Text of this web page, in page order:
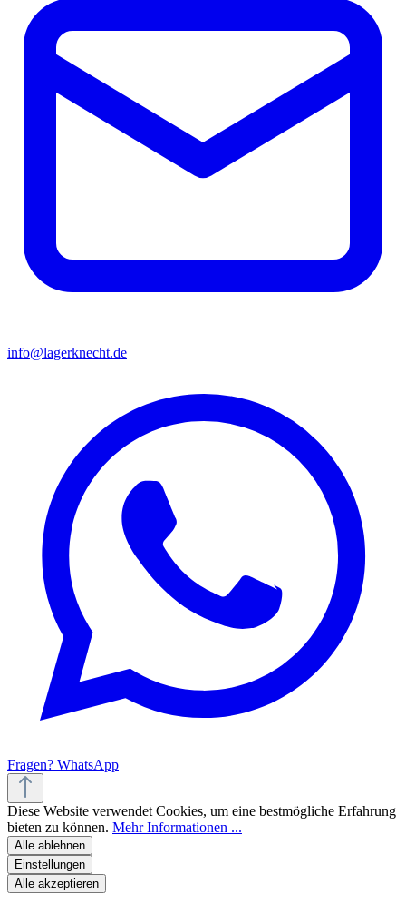
info@lagerknecht.de
Fragen? WhatsApp
Diese Website verwendet Cookies, um eine bestmögliche Erfahrung
bieten zu können. Mehr Informationen ...
Alle ablehnen
Einstellungen
Alle akzeptieren